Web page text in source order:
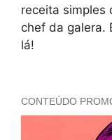
receita simples
chef da galera.
lá!